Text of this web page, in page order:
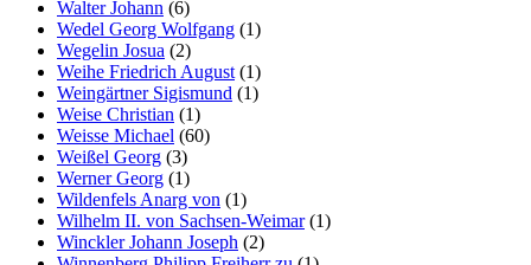
Walter Johann (6)
Wedel Georg Wolfgang (1)
Wegelin Josua (2)
Weihe Friedrich August(1)
Weingärtner Sigismund (1)
Weise Christian (1)
Weisse Michael (60)
Weißel Georg (3)
Werner Georg (1)
Wildenfels Anarg von (1)
Wilhelm II. von Sachsen-Weimar(1)
Winckler Johann Joseph (2)